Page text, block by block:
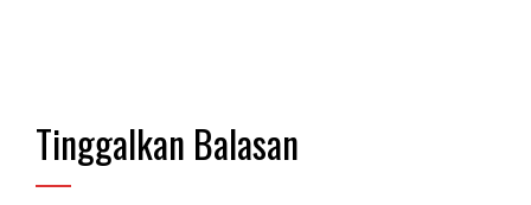
Tinggalkan Balasan